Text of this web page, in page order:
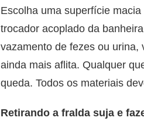
Escolha uma superfície
trocador acoplado da
vazamento de fezes ou urina,
ainda mais aflita. Qualquer
queda. Todos os materiais
Retirando a fralda suja e